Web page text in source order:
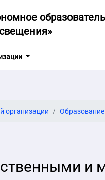
организации Образование
и